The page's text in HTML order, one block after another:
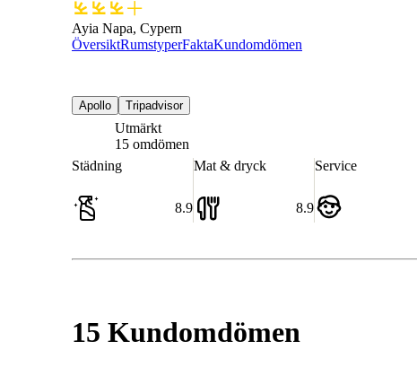
Ayia Napa, Cypern
ÖversiktRumstyperFaktaKundomdömen
Apollo Tripadvisor
Utmärkt
15 omdömen
Städning
8.9
Mat & dryck
8.9
Service
15 Kundomdömen